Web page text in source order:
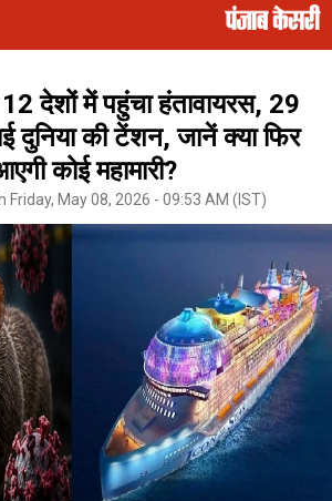
देशों में पहुंचा हंतावायरस, 29
दुनिया की टेंशन, जानें क्या फिर
कोई महामारी?
Friday, May 08, 2026 - 09:53 AM (IST)